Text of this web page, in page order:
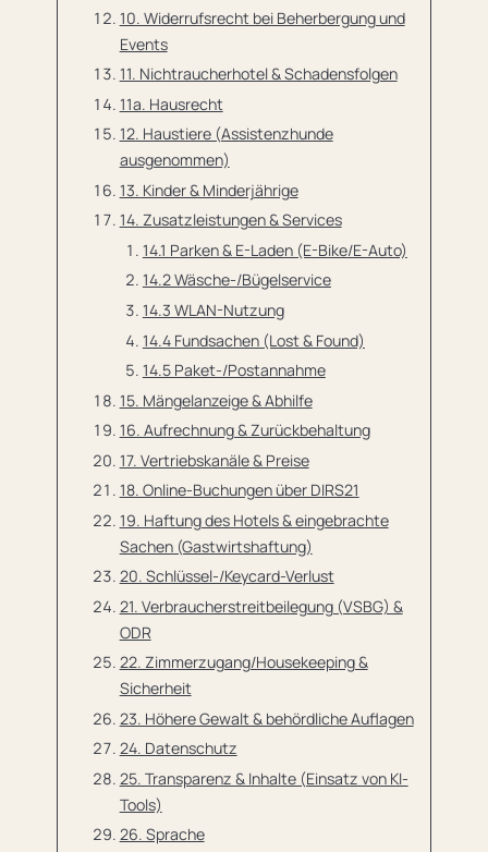
10. Widerrufsrecht bei Beherbergung und
Events
11. Nichtraucherhotel & Schadensfolgen
11a. Hausrecht
12. Haustiere (Assistenzhunde
ausgenommen)
13. Kinder & Minderjährige
14. Zusatzleistungen & Services
14.1 Parken & E-Laden (E-Bike/E-Auto)
14.2 Wäsche-/Bügelservice
14.3 WLAN-Nutzung
14.4 Fundsachen (Lost & Found)
14.5 Paket-/Postannahme
15. Mängelanzeige & Abhilfe
16. Aufrechnung & Zurückbehaltung
17. Vertriebskanäle & Preise
18. Online-Buchungen über DIRS21
19. Haftung des Hotels & eingebrachte
Sachen (Gastwirtshaftung)
20. Schlüssel-/Keycard-Verlust
21. Verbraucherstreitbeilegung (VSBG) &
ODR
22. Zimmerzugang/Housekeeping &
Sicherheit
23. Höhere Gewalt & behördliche Auflagen
24. Datenschutz
25. Transparenz & Inhalte (Einsatz von KI-
Tools)
26. Sprache